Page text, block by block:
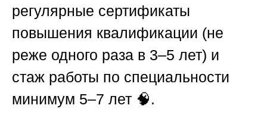
регулярные сертификаты
повышения квалификации (не
реже одного раза в 3–5 лет) и
стаж работы по специальности
минимум 5–7 лет 🧠.